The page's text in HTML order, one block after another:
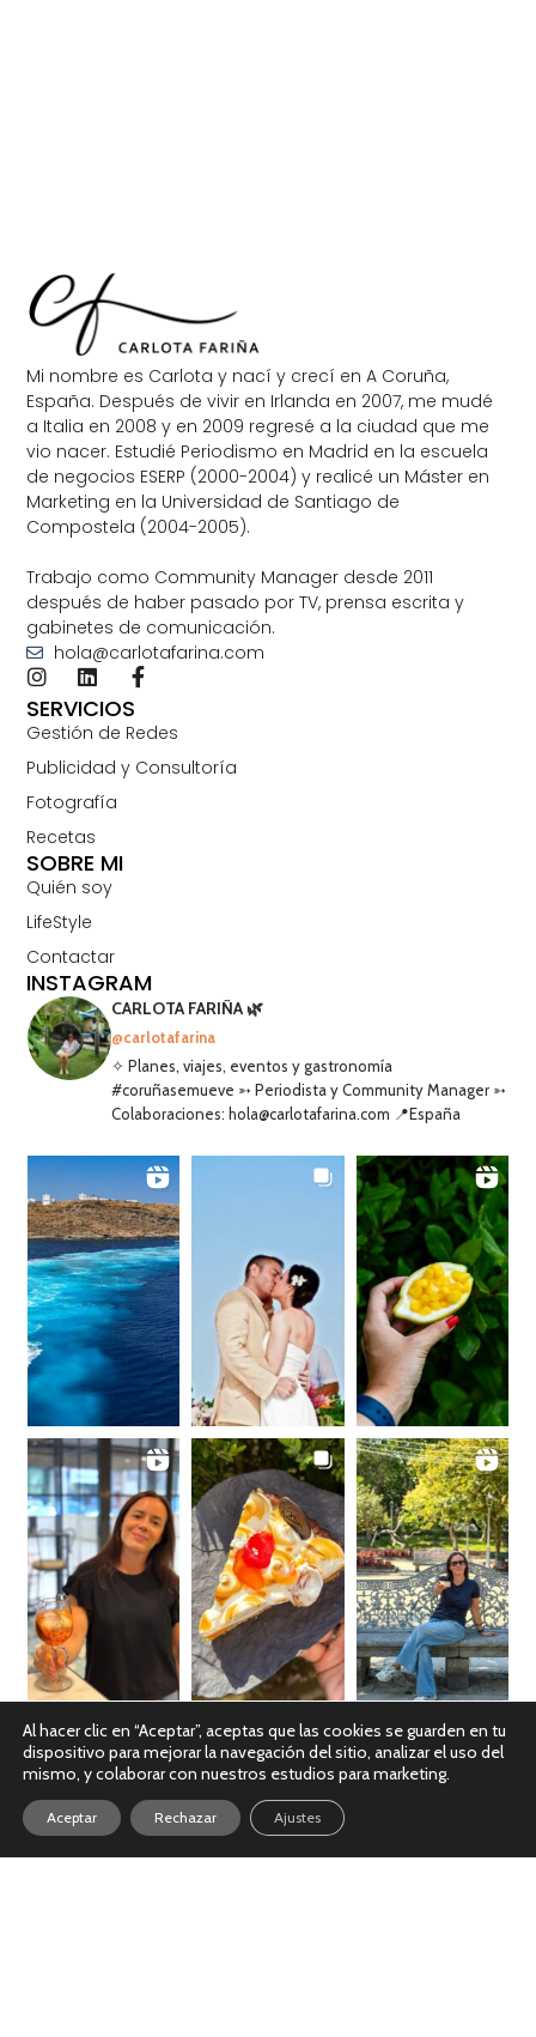
Mi nombre es Carlota y nací y crecí en A Coruña,
España. Después de vivir en Irlanda en 2007, me mudé
a Italia en 2008 y en 2009 regresé a la ciudad que me
vio nacer. Estudié Periodismo en Madrid en la escuela
de negocios ESERP (2000-2004) y realicé un Máster en
Marketing en la Universidad de Santiago de
Compostela (2004-2005).
Trabajo como Community Manager desde 2011
después de haber pasado por TV, prensa escrita y
gabinetes de comunicación.
hola@carlotafarina.com
SOBRE MI
Quién soy
LifeStyle
Contactar
SERVICIOS
Gestión de Redes
Publicidad y Consultoría
Fotografía
Recetas
INSTAGRAM
CARLOTA FARIÑA 🌿
@carlotafarina
✧ Planes, viajes, eventos y gastronomía
#coruñasemueve ➳ Periodista y Community Manager ➳
Colaboraciones: hola@carlotafarina.com 📍España
Ver en Instagram
Al hacer clic en “Aceptar”, aceptas que las cookies se guarden en tu
dispositivo para mejorar la navegación del sitio, analizar el uso del
mismo, y colaborar con nuestros estudios para marketing.
Aceptar Rechazar Ajustes